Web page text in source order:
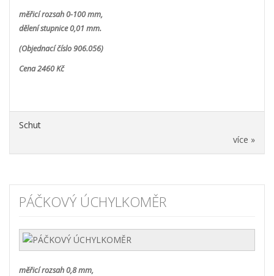
měřicí rozsah 0-100 mm,
dělení stupnice 0,01 mm.
(Objednací číslo 906.056)
Cena 2460 Kč
Schut
více »
PÁČKOVÝ ÚCHYLKOMĚR
měřicí rozsah 0,8 mm,